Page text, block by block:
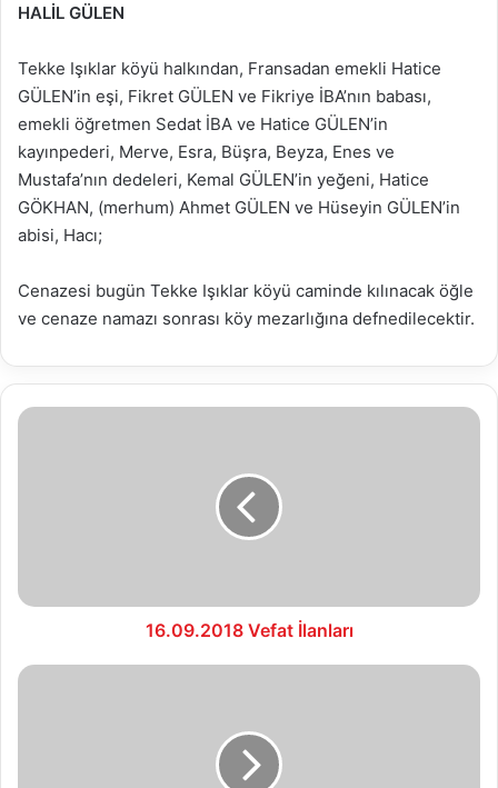
HALİL GÜLEN
Tekke Işıklar köyü halkından, Fransadan emekli Hatice
GÜLEN’in eşi, Fikret GÜLEN ve Fikriye İBA’nın babası,
emekli öğretmen Sedat İBA ve Hatice GÜLEN’in
kayınpederi, Merve, Esra, Büşra, Beyza, Enes ve
Mustafa’nın dedeleri, Kemal GÜLEN’in yeğeni, Hatice
GÖKHAN, (merhum) Ahmet GÜLEN ve Hüseyin GÜLEN’in
abisi, Hacı;
Cenazesi bugün Tekke Işıklar köyü caminde kılınacak öğle
ve cenaze namazı sonrası köy mezarlığına defnedilecektir.
16.09.2018
16.09.2018 Vefat İlanları
17.09.2018